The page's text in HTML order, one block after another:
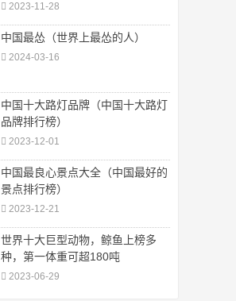
2023-11-28
中国最怂（世界上最怂的人）
2024-03-16
中国十大路灯品牌（中国十大路灯
品牌排行榜）
2023-12-01
中国最良心景点大全（中国最好的
景点排行榜）
2023-12-21
世界十大巨型动物，鲸鱼上榜多
种，第一体重可超180吨
2023-06-29